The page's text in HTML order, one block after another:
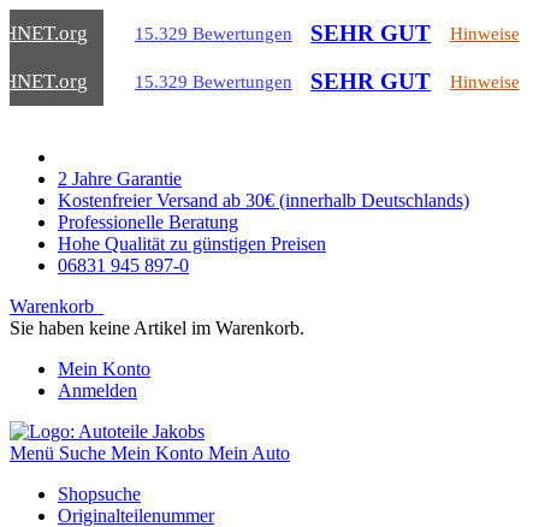
.org 15.329 Bewertungen SEHR GUT Hinweise
.org 15.329 Bewertungen SEHR GUT Hinweise
2 Jahre Garantie
Kostenfreier Versand ab 30€ (innerhalb Deutschlands)
Professionelle Beratung
Hohe Qualität zu günstigen Preisen
06831 945 897-0
Warenkorb
Sie haben keine Artikel im Warenkorb.
Mein Konto
Anmelden
Menü Suche Mein Konto Mein Auto
Shopsuche
Originalteilenummer